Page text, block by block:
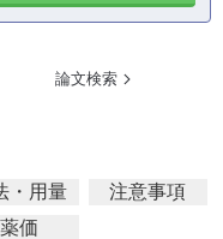
論文検索
・用量
注意事項
薬価